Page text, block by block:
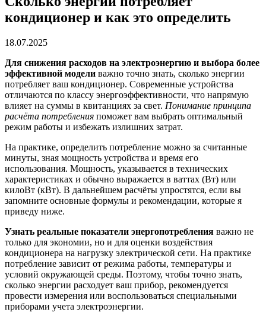
кондиционер и как это определить
18.07.2025
Для снижения расходов на электроэнергию и выбора более
эффективной модели важно точно знать, сколько энергии
потребляет ваш кондиционер. Современные устройства
отличаются по классу энергоэффективности, что напрямую
влияет на суммы в квитанциях за свет. Понимание принципа
расчёта потребления поможет вам выбрать оптимальный
режим работы и избежать излишних затрат.
На практике, определить потребление можно за считанные
минуты, зная мощность устройства и время его
использования. Мощность, указывается в технических
характеристиках и обычно выражается в ваттах (Вт) или
килоВт (кВт). В дальнейшем расчёты упростятся, если вы
запомните основные формулы и рекомендации, которые я
приведу ниже.
Узнать реальные показатели энергопотребления важно не
только для экономии, но и для оценки воздействия
кондиционера на нагрузку электрической сети. На практике
потребление зависит от режима работы, температуры и
условий окружающей среды. Поэтому, чтобы точно знать,
сколько энергии расходует ваш прибор, рекомендуется
провести измерения или воспользоваться специальными
приборами учета электроэнергии.